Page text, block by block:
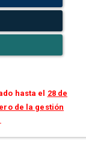
hasta el 28 de
de la gestión